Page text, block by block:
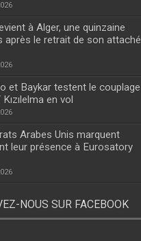
à Alger, une quinzaine
après le retrait de son attaché
et Baykar testent le couplage
en vol
Arabes Unis marquent
leur présence à Eurosatory
NOUS SUR FACEBOOK